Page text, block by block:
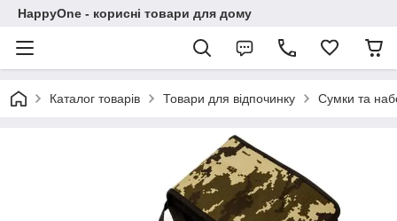
HappyOne - корисні товари для дому
Каталог товарів Товари для відпочинку Сумки та